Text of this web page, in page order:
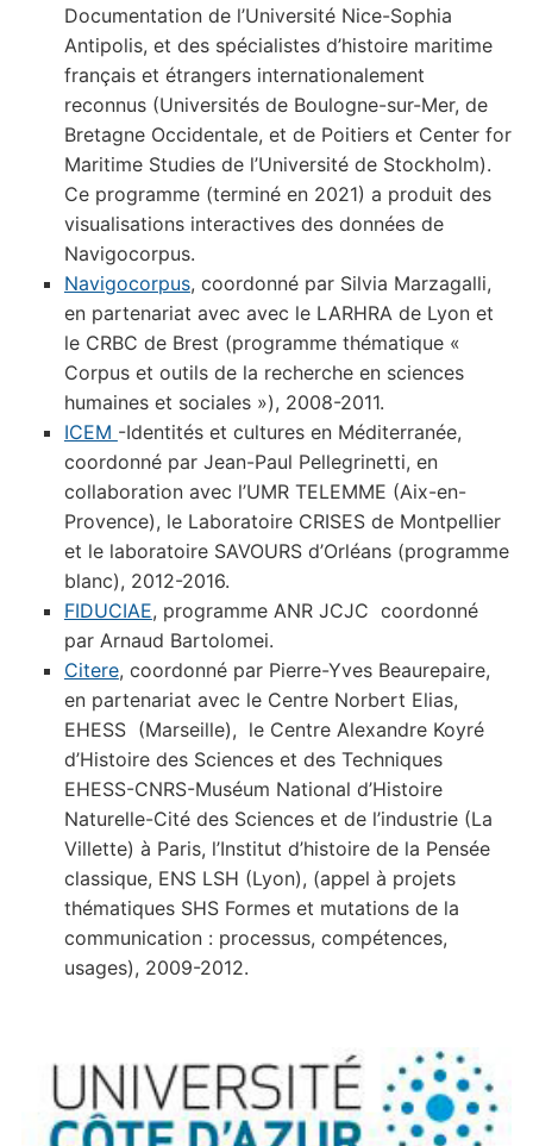
Documentation de l’Université Nice-Sophia
Antipolis, et des spécialistes d’histoire maritime
français et étrangers internationalement
reconnus (Universités de Boulogne-sur-Mer, de
Bretagne Occidentale, et de Poitiers et Center for
Maritime Studies de l’Université de Stockholm).
Ce programme (terminé en 2021) a produit des
visualisations interactives des données de
Navigocorpus.
Navigocorpus, coordonné par Silvia Marzagalli,
en partenariat avec avec le LARHRA de Lyon et
le CRBC de Brest (programme thématique «
Corpus et outils de la recherche en sciences
humaines et sociales »), 2008-2011.
ICEM -Identités et cultures en Méditerranée,
coordonné par Jean-Paul Pellegrinetti, en
collaboration avec l’UMR TELEMME (Aix-en-
Provence), le Laboratoire CRISES de Montpellier
et le laboratoire SAVOURS d’Orléans (programme
blanc), 2012-2016.
FIDUCIAE, programme ANR JCJC coordonné
par Arnaud Bartolomei.
Citere, coordonné par Pierre-Yves Beaurepaire,
en partenariat avec le Centre Norbert Elias,
EHESS (Marseille), le Centre Alexandre Koyré
d’Histoire des Sciences et des Techniques
EHESS-CNRS-Muséum National d’Histoire
Naturelle-Cité des Sciences et de l’industrie (La
Villette) à Paris, l’Institut d’histoire de la Pensée
classique, ENS LSH (Lyon), (appel à projets
thématiques SHS Formes et mutations de la
communication : processus, compétences,
usages), 2009-2012.